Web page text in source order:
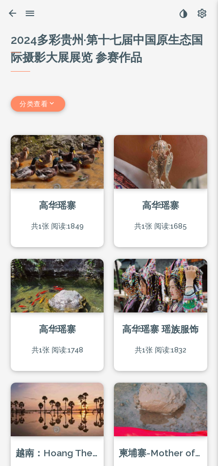
2024多彩贵州·第十七届中国原生态国
际摄影大展展览 参赛作品
分类查看
高华瑶寨
共1张 阅读:1849
高华瑶寨
共1张 阅读:1685
高华瑶寨
共1张 阅读:1748
高华瑶寨 瑶族服饰
共1张 阅读:1832
越南：Hoang The Nhiem 柬埔寨-Mother of River- 河之母